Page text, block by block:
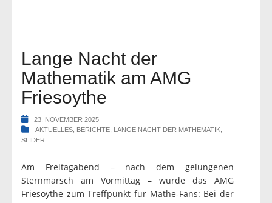
Lange Nacht der
Mathematik am AMG
Friesoythe
23. NOVEMBER 2025
AKTUELLES BERICHTE LANGE NACHT DER MATHEMATIK
SLIDER
Am Freitagabend – nach dem gelungenen
Sternmarsch am Vormittag – wurde das AMG
Friesoythe zum Treffpunkt für Mathe-Fans: Bei der